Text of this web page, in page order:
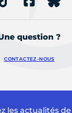
question ?
CONTACTEZ-NOUS
les actualités